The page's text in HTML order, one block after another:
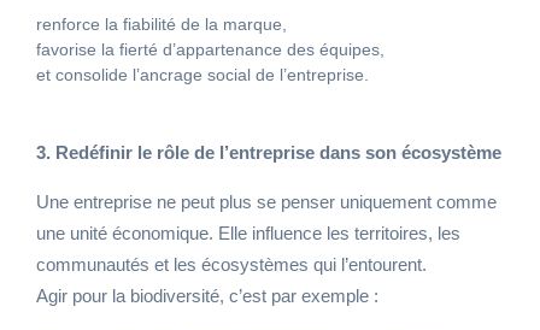
renforce la fiabilité de la marque,
favorise la fierté d’appartenance des équipes,
et consolide l’ancrage social de l’entreprise.
3. Redéfinir le rôle de l’entreprise dans son écosystème
Une entreprise ne peut plus se penser uniquement comme
une unité économique. Elle influence les territoires, les
communautés et les écosystèmes qui l’entourent.
Agir pour la biodiversité, c’est par exemple :